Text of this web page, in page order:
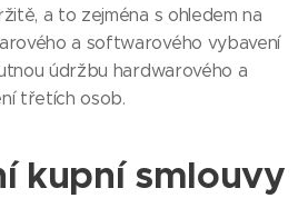
a to zejména s ohledem na
a softwarového vybavení
údržbu hardwarového a
třetích osob.
kupní smlouvy